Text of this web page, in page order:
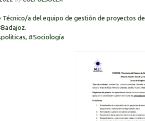
Técnico/a del equipo de gestión de proyectos de
#Sociología